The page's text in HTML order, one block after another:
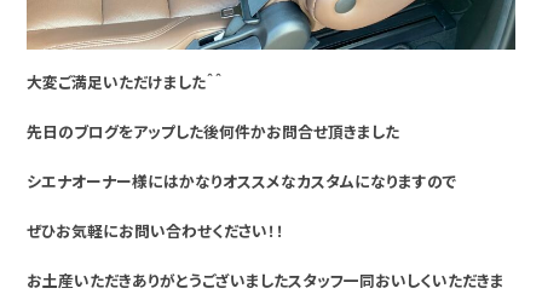
大変ご満足いただけました＾＾
先日のブログをアップした後何件かお問合せ頂きました
シエナオーナー様にはかなりオススメなカスタムになりますので
ぜひお気軽にお問い合わせください！！
お土産いただきありがとうございましたスタッフ一同おいしくいただきま